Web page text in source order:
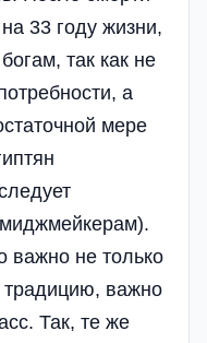
33 году жизни,
так как не
а
мере
важно не только
традицию, важно
Так, те же